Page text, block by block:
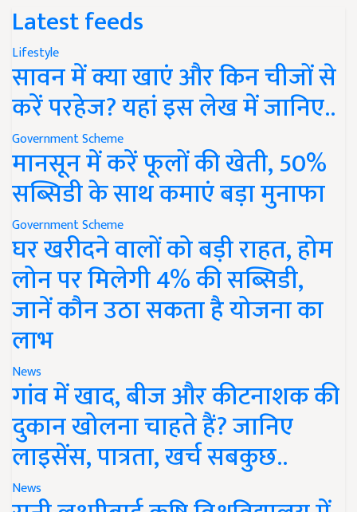
Latest feeds
Lifestyle
सावन में क्या खाएं और किन चीजों से
करें परहेज? यहां इस लेख में जानिए..
Government Scheme
मानसून में करें फूलों की खेती, 50%
सब्सिडी के साथ कमाएं बड़ा मुनाफा
Government Scheme
घर खरीदने वालों को बड़ी राहत, होम
लोन पर मिलेगी 4% की सब्सिडी,
जानें कौन उठा सकता है योजना का
लाभ
News
गांव में खाद, बीज और कीटनाशक की
दुकान खोलना चाहते हैं? जानिए
लाइसेंस, पात्रता, खर्च सबकुछ..
News